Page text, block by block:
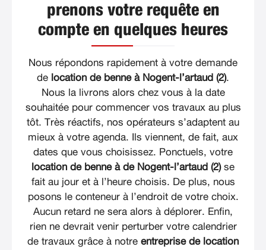
prenons votre requête en
compte en quelques heures
Nous répondons rapidement à votre demande
de location de benne à Nogent-l’artaud (2).
Nous la livrons alors chez vous à la date
souhaitée pour commencer vos travaux au plus
tôt. Très réactifs, nos opérateurs s’adaptent au
mieux à votre agenda. Ils viennent, de fait, aux
dates que vous choisissez. Ponctuels, votre
location de benne à de Nogent-l’artaud (2)se
fait au jour et à l’heure choisis. De plus, nous
posons le conteneur à l’endroit de votre choix.
Aucun retard ne sera alors à déplorer. Enfin,
rien ne devrait venir perturber votre calendrier
de travaux grâce à notre entreprise de location